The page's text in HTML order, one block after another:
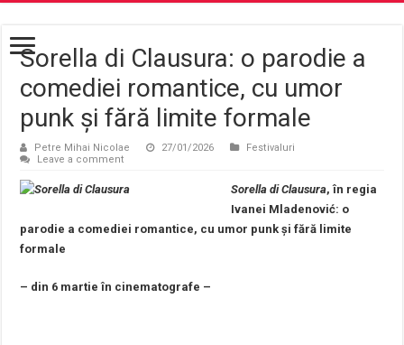
Sorella di Clausura: o parodie a
comediei romantice, cu umor
punk și fără limite formale
Petre Mihai Nicolae 27/01/2026
Festivaluri
Leave a comment
Sorella di Clausura, în regia
Ivanei Mladenović: o
parodie a comediei romantice, cu umor punk și fără limite
formale
– din 6 martie în cinematografe –